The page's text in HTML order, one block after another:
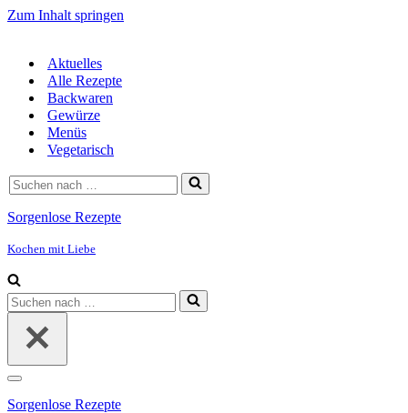
Zum Inhalt springen
Aktuelles
Alle Rezepte
Backwaren
Gewürze
Menüs
Vegetarisch
Suchen
nach …
Sorgenlose Rezepte
Kochen mit Liebe
Suchen
nach …
Navigationsmenü
Sorgenlose Rezepte